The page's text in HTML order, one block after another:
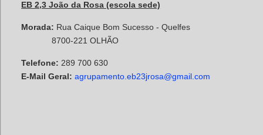
EB 2,3 João da Rosa (escola sede)
Morada: Rua Caique Bom Sucesso - Quelfes
8700-221 OLHÃO
Telefone: 289 700 630
E-Mail Geral: agrupamento.eb23jrosa@gmail.com